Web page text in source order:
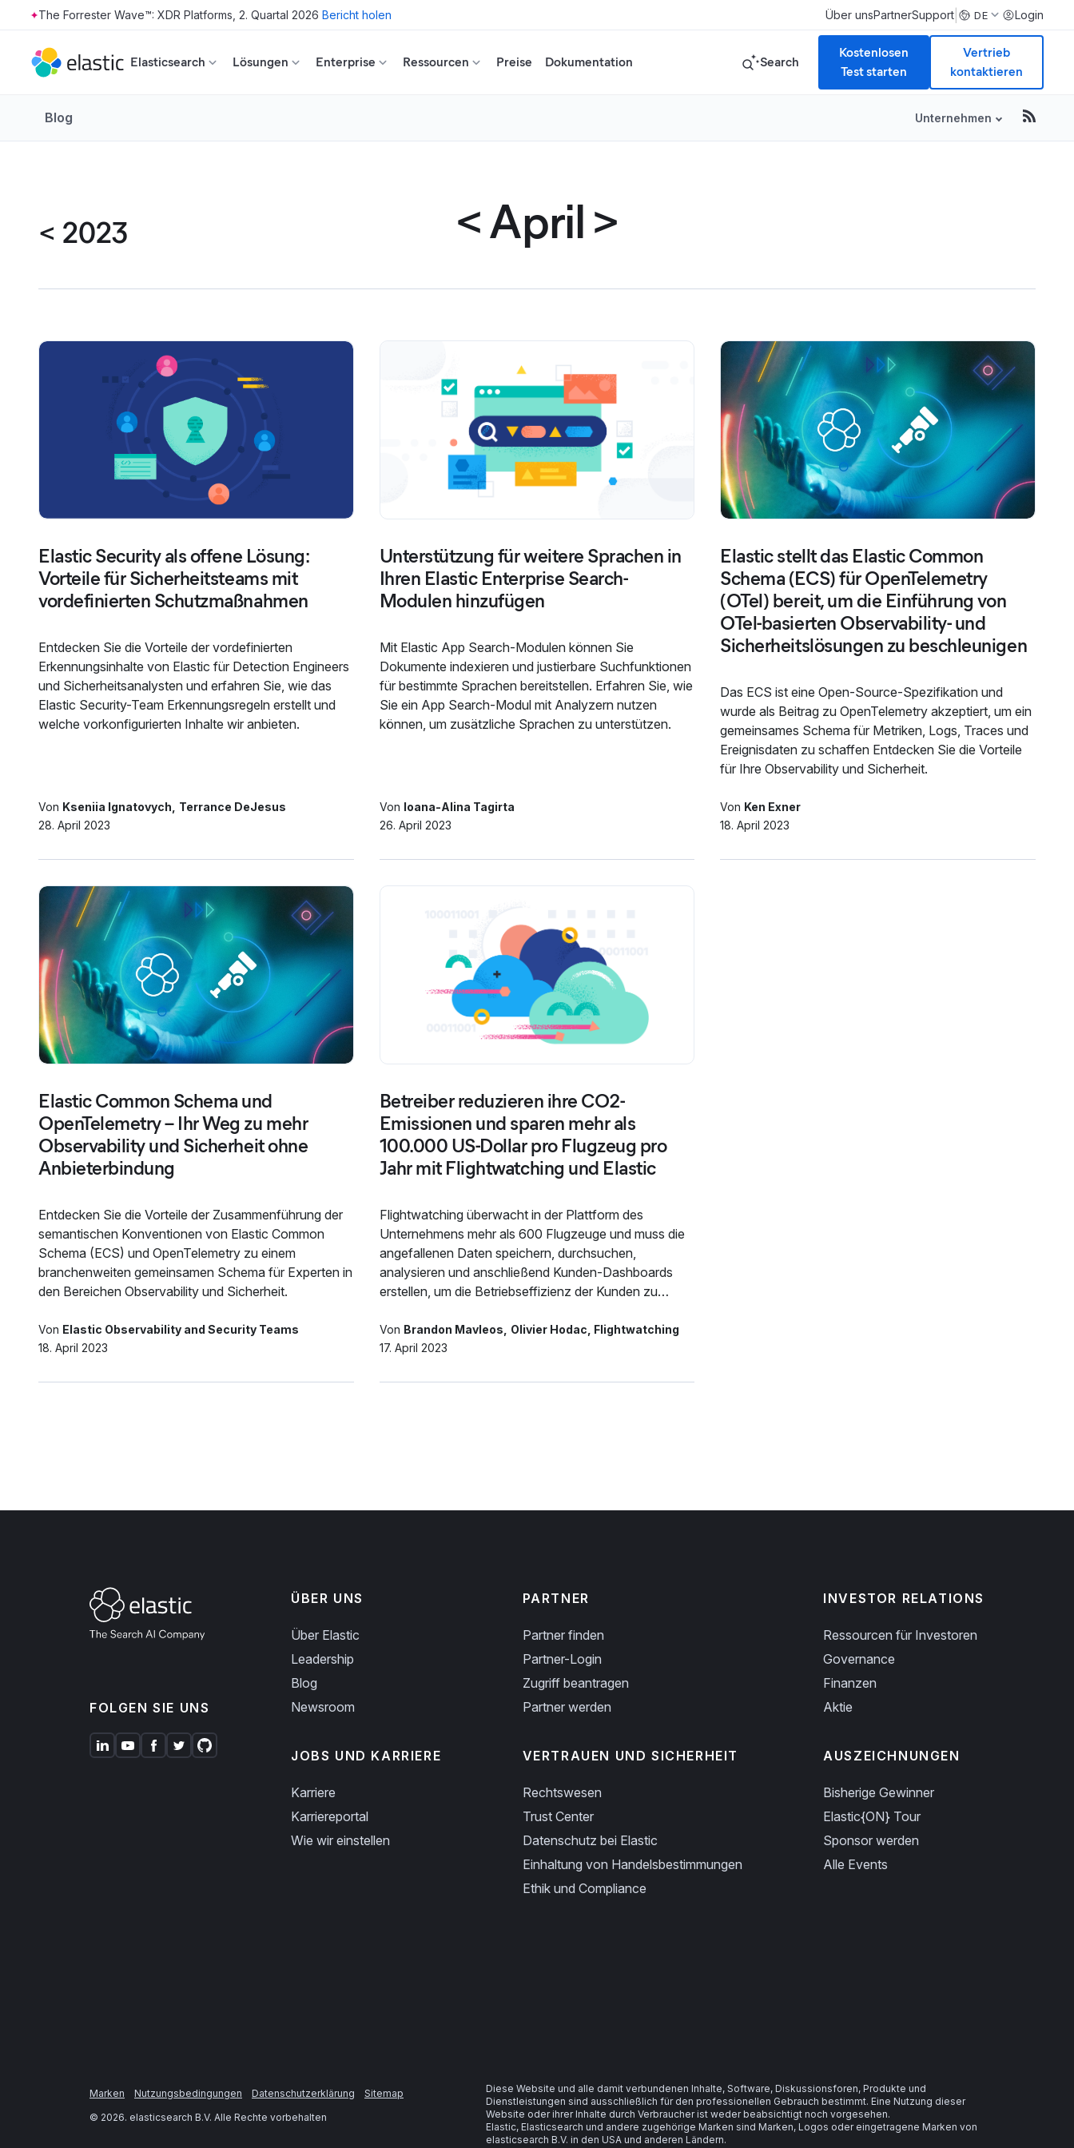
Skip to main content
The Forrester Wave™: XDR Platforms, 2. Quartal 2026 Bericht holen Über unsPartnerSupport DE Login
Elasticsearch Lösungen Enterprise Ressourcen Preise Dokumentation Search
Kostenlosen
Test starten
Vertrieb
kontaktieren
Blog Unternehmen
< 2023 <April>
Elastic Security als offene Lösung:
Vorteile für Sicherheitsteams mit
vordefinierten Schutzmaßnahmen
Entdecken Sie die Vorteile der vordefinierten
Erkennungsinhalte von Elastic für Detection Engineers
und Sicherheitsanalysten und erfahren Sie, wie das
Elastic Security-Team Erkennungsregeln erstellt und
welche vorkonfigurierten Inhalte wir anbieten.
Von Kseniia Ignatovych
Terrance DeJesus
28. April 2023
Unterstützung für weitere Sprachen in
Ihren Elastic Enterprise Search-
Modulen hinzufügen
Mit Elastic App Search-Modulen können Sie
Dokumente indexieren und justierbare Suchfunktionen
für bestimmte Sprachen bereitstellen. Erfahren Sie, wie
Sie ein App Search-Modul mit Analyzern nutzen
können, um zusätzliche Sprachen zu unterstützen.
Von Ioana-Alina Tagirta
26. April 2023
Elastic stellt das Elastic Common
Schema (ECS) für OpenTelemetry
(OTel) bereit, um die Einführung von
OTel-basierten Observability- und
Sicherheitslösungen zu beschleunigen
Das ECS ist eine Open-Source-Spezifikation und
wurde als Beitrag zu OpenTelemetry akzeptiert, um ein
gemeinsames Schema für Metriken, Logs, Traces und
Ereignisdaten zu schaffen Entdecken Sie die Vorteile
für Ihre Observability und Sicherheit.
Von Ken Exner
18. April 2023
Elastic Common Schema und
OpenTelemetry – Ihr Weg zu mehr
Observability und Sicherheit ohne
Anbieterbindung
Entdecken Sie die Vorteile der Zusammenführung der
semantischen Konventionen von Elastic Common
Schema (ECS) und OpenTelemetry zu einem
branchenweiten gemeinsamen Schema für Experten in
den Bereichen Observability und Sicherheit.
Von Elastic Observability and Security Teams
18. April 2023
Betreiber reduzieren ihre CO2-
Emissionen und sparen mehr als
100.000 US-Dollar pro Flugzeug pro
Jahr mit Flightwatching und Elastic
Flightwatching überwacht in der Plattform des
Unternehmens mehr als 600 Flugzeuge und muss die
angefallenen Daten speichern, durchsuchen,
analysieren und anschließend Kunden-Dashboards
erstellen, um die Betriebseffizienz der Kunden zu
Von Brandon Mavleos
Olivier Hodac, Flightwatching
17. April 2023
FOLGEN SIE UNS
ÜBER UNS
Über Elastic
Leadership
Blog
Newsroom
JOBS UND KARRIERE
Karriere
Karriereportal
Wie wir einstellen
PARTNER
Partner finden
Partner-Login
Zugriff beantragen
Partner werden
VERTRAUEN UND SICHERHEIT
Rechtswesen
Trust Center
Datenschutz bei Elastic
Einhaltung von Handelsbestimmungen
Ethik und Compliance
INVESTOR RELATIONS
Ressourcen für Investoren
Governance
Finanzen
Aktie
AUSZEICHNUNGEN
Bisherige Gewinner
Elastic{ON} Tour
Sponsor werden
Alle Events
Marken Nutzungsbedingungen Datenschutzerklärung
Sitemap
© 2026. elasticsearch B.V. Alle Rechte vorbehalten
Diese Website und alle damit verbundenen Inhalte, Software, Diskussionsforen, Produkte und
Dienstleistungen sind ausschließlich für den professionellen Gebrauch bestimmt. Eine Nutzung dieser
Website oder ihrer Inhalte durch Verbraucher ist weder beabsichtigt noch vorgesehen.
Elastic, Elasticsearch und andere zugehörige Marken sind Marken, Logos oder eingetragene Marken von
elasticsearch B.V. in den USA und anderen Ländern.